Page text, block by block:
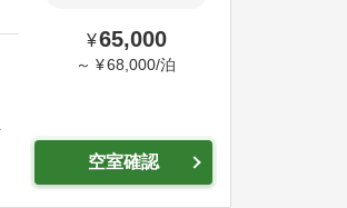
¥65,000
～ ¥68,000/泊
空室確認